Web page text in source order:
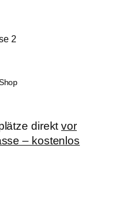
2
direktvor
– kostenlos